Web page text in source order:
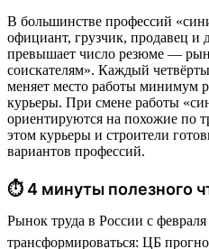
В большинстве профессий
официант, грузчик, продавец и
превышает число резюме —
соискателям». Каждый
меняет место работы минимум
курьеры. При смене работы
ориентируются на похожие по
этом курьеры и строители
вариантов профессий.
⏱ 4 минуты полезного
Рынок труда в России с февраля
трансформироваться: ЦБ